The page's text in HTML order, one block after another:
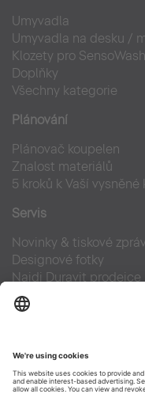
Umyvadla
Umyvadla na desku /
Klozety pro SensoWash®
Doplňky
Všechny kategorie
Plánování
Plánovač koupelen
Znalost materiálů
5 kroků k Vaší vysněné
Servis
Novinky & tiskové
Designové fotky
Najdi Duravit prodejce
Často kladené otázky
Facebook
Pinterest